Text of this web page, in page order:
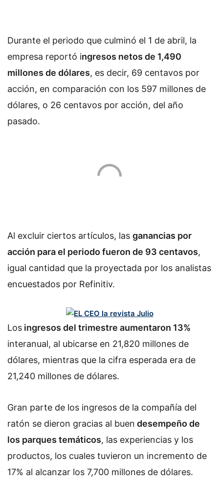
Durante el periodo que culminó el 1 de abril, la
empresa reportó ingresos netos de 1,490
millones de dólares, es decir, 69 centavos por
acción, en comparación con los 597 millones de
dólares, o 26 centavos por acción, del año
pasado.
Al excluir ciertos artículos, las ganancias por
acción para el periodo fueron de 93 centavos,
igual cantidad que la proyectada por los analistas
encuestados por Refinitiv.
Los ingresos del trimestre aumentaron 13%
interanual, al ubicarse en 21,820 millones de
dólares, mientras que la cifra esperada era de
21,240 millones de dólares.
Gran parte de los ingresos de la compañía del
ratón se dieron gracias al buen desempeño de
los parques temáticos, las experiencias y los
productos, los cuales tuvieron un incremento de
17% al alcanzar los 7,700 millones de dólares.